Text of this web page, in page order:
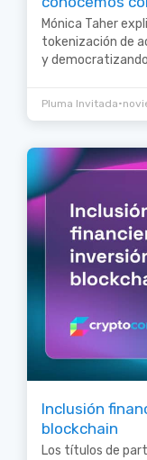
Mónica Taher
tokenización de
y
Pluma Invitada•
Inclusión
blockchain
Los títulos de